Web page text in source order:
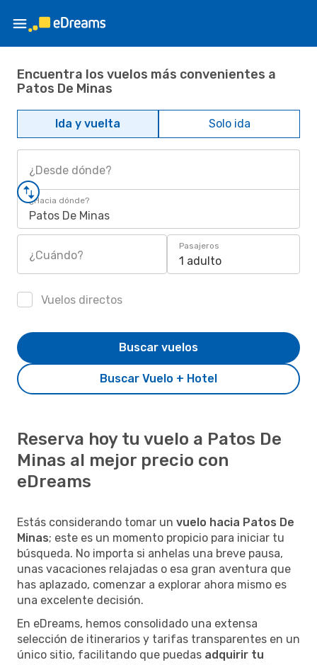
Encuentra los vuelos más convenientes a
Patos De Minas
Ida y vuelta Solo ida
¿Desde dónde?
¿Hacia dónde?
Patos De Minas
¿Cuándo?
Pasajeros
1 adulto
Vuelos directos
Buscar Vuelo + Hotel
Buscar vuelos
Reserva hoy tu vuelo a Patos De
Minas al mejor precio con
eDreams
Estás considerando tomar un vuelo hacia Patos De
Minas; este es un momento propicio para iniciar tu
búsqueda. No importa si anhelas una breve pausa,
unas vacaciones relajadas o esa gran aventura que
has aplazado, comenzar a explorar ahora mismo es
una excelente decisión.
En eDreams, hemos consolidado una extensa
selección de itinerarios y tarifas transparentes en un
único sitio, facilitando que puedas adquirir tu